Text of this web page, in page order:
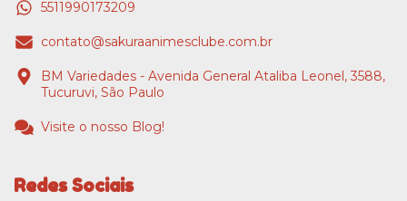
5511990173209
contato@sakuraanimesclube.com.br
BM Variedades - Avenida General Ataliba Leonel, 3588,
Tucuruvi, São Paulo
Visite o nosso Blog!
Redes Sociais